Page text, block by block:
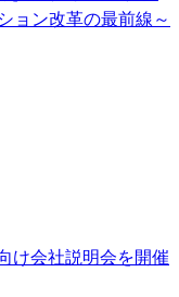
ョン改革の最前線～
け会社説明会を開催